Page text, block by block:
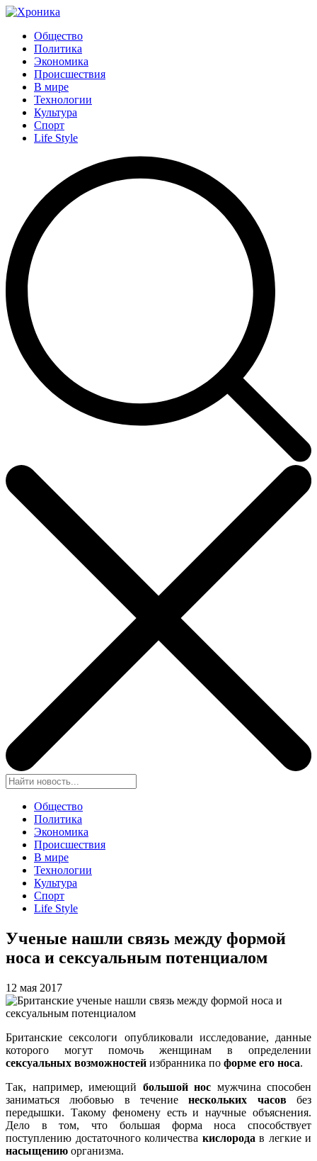
Общество
Политика
Экономика
Происшествия
В мире
Технологии
Культура
Спорт
Life Style
Общество
Политика
Экономика
Происшествия
В мире
Технологии
Культура
Спорт
Life Style
Ученые нашли связь между формой
носа и сексуальным потенциалом
12 мая 2017
Британские сексологи опубликовали исследование, данные
которого могут помочь женщинам в определении
сексуальных возможностей избранника по форме его носа.
Так, например, имеющий большой нос мужчина способен
заниматься любовью в течениенескольких часовбез
передышки. Такому феномену есть и научные объяснения.
Дело в том, что большая форма носа способствует
поступлению достаточного количества кислорода в легкие и
насыщению организма.